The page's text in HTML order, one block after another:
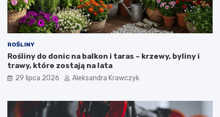
ROŚLINY
Rośliny do donic na balkon i taras – krzewy, byliny i
trawy, które zostają na lata
29 lipca 2026 Aleksandra Krawczyk